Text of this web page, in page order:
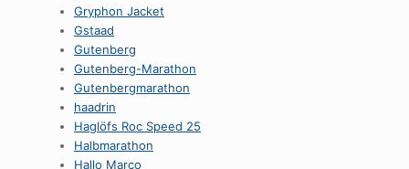
Gryphon Jacket
Gstaad
Gutenberg
Gutenberg-Marathon
Gutenbergmarathon
haadrin
Haglöfs Roc Speed 25
Halbmarathon
Hallo Marco